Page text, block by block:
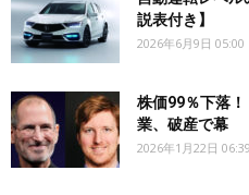
説表付き】
2026年6月9日 05:00
株価99％下落
業、破産で幕
2026年1月22日 06:39